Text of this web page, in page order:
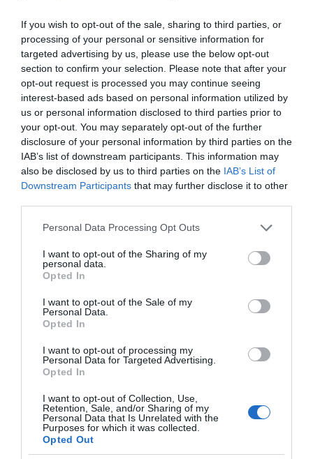
If you wish to opt-out of the sale, sharing to third parties, or
processing of your personal or sensitive information for
targeted advertising by us, please use the below opt-out
section to confirm your selection. Please note that after your
opt-out request is processed you may continue seeing
interest-based ads based on personal information utilized by
us or personal information disclosed to third parties prior to
your opt-out. You may separately opt-out of the further
disclosure of your personal information by third parties on the
IAB’s list of downstream participants. This information may
also be disclosed by us to third parties on the IAB’s List of
Downstream Participants that may further disclose it to other
Please note that this website/app uses one or more Google
not limited to your visit or usage behaviour. You may click to
grant or deny consent to Google and its third-party tags to
use your data for below specified purposes in below Google
consent section.
Personal Data Processing Opt Outs
I want to opt-out of the Sharing of my
personal data.
Opted In
I want to opt-out of the Sale of my
Personal Data.
Opted In
I want to opt-out of processing my
Personal Data for Targeted Advertising.
Opted In
I want to opt-out of Collection, Use,
Retention, Sale, and/or Sharing of my
Personal Data that Is Unrelated with the
Purposes for which it was collected.
Opted Out
VIDCASTS
ΠΑΥΛΟΣ ΜΑΡΙΝΑΚΗΣ: «ΔΕΝ ΗΘΕΛΑ ΝΑ ΑΦΗΣΩ ΣΤΟΝ
Παύλος Μαρινάκης, ανοίγει τα
τις μεγάλες τομές στον χώρο
Ενημέρωσης. Σε μια εφ’ όλης της ύλης
συνέντευξη στον Βασίλη Κουφόπουλο, αναλύει
το χρονοδιάγραμμα για τις περιφερειακές και
ραδιοφωνικές άδειες, το πακέτο στήριξης των 80
εκατομμυρίων ευρώ για τον Τύπο, αλλά και την
πρωτοβουλία για την άρση της ανωνυμίας στο